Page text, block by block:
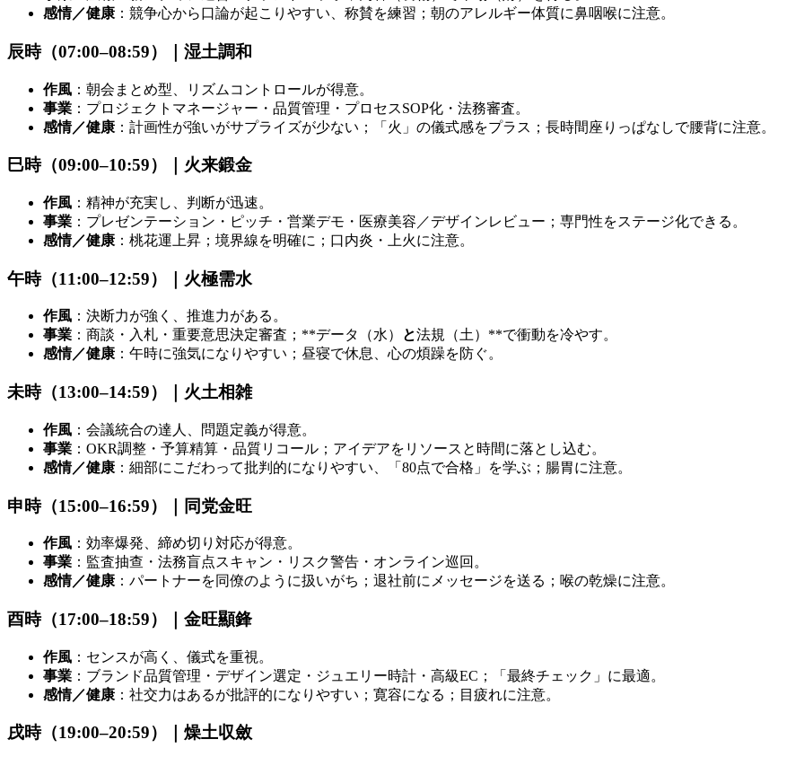
感情／健康 ：競争心から口論が起こりやすい、称賛を練習；朝のアレルギー体質に鼻咽喉に注意。
辰時（07:00–08:59）｜湿土調和
作風 ：朝会まとめ型、リズムコントロールが得意。
事業 ：プロジェクトマネージャー・品質管理・プロセスSOP化・法務審査。
感情／健康 ：計画性が強いがサプライズが少ない；「火」の儀式感をプラス；長時間座りっぱなしで腰背に注意。
巳時（09:00–10:59）｜火来鍛金
作風 ：精神が充実し、判断が迅速。
事業 ：プレゼンテーション・ピッチ・営業デモ・医療美容／デザインレビュー；専門性をステージ化できる。
感情／健康 ：桃花運上昇；境界線を明確に；口内炎・上火に注意。
午時（11:00–12:59）｜火極需水
作風 ：決断力が強く、推進力がある。
事業 ：商談・入札・重要意思決定審査；**データ（水） と法規（土）**で衝動を冷やす。
感情／健康：午時に強気になりやすい；昼寝で休息、心の煩躁を防ぐ。
未時（13:00–14:59）｜火土相雑
作風 ：会議統合の達人、問題定義が得意。
事業 ：OKR調整・予算精算・品質リコール；アイデアをリソースと時間に落とし込む。
感情／健康 ：細部にこだわって批判的になりやすい、「80点で合格」を学ぶ；腸胃に注意。
申時（15:00–16:59）｜同党金旺
作風 ：効率爆発、締め切り対応が得意。
事業 ：監査抽查・法務盲点スキャン・リスク警告・オンライン巡回。
感情／健康 ：パートナーを同僚のように扱いがち；退社前にメッセージを送る；喉の乾燥に注意。
酉時（17:00–18:59）｜金旺顯鋒
作風 ：センスが高く、儀式を重視。
事業 ：ブランド品質管理・デザイン選定・ジュエリー時計・高級EC；「最終チェック」に最適。
感情／健康 ：社交力はあるが批評的になりやすい；寛容になる；目疲れに注意。
戌時（19:00–20:59）｜燥土収斂